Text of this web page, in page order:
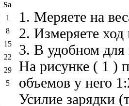
1. Меряете на
2. Измеряете
3. В удобном для
На рисунке ( 1 )
объемов у него
Усилие зарядки
Sa
1
8
15
22
29
5